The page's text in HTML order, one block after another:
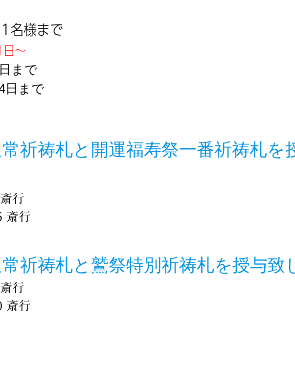
名様まで
日〜
まで
日まで
祈祷札と開運福寿祭一番祈祷札を
行
斎行
祈祷札と鷲祭特別祈祷札を授与致
行
斎行